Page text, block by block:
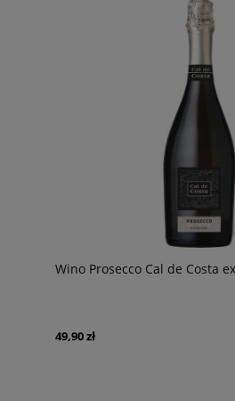
Wino Prosecco Cal de Costa
49,90 zł